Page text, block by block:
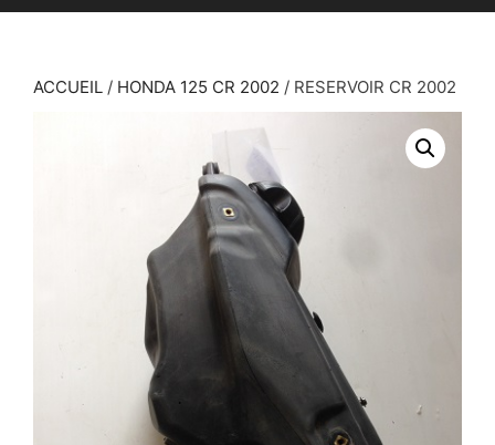
ACCUEIL / HONDA 125 CR 2002 / RESERVOIR CR 2002